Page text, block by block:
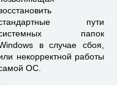
пути
папок
в случае сбоя,
некорректной работы
ОС.